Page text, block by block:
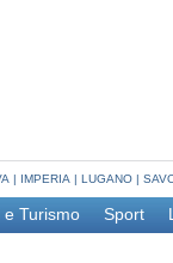
| IMPERIA | LUGANO |
e Turismo Sport